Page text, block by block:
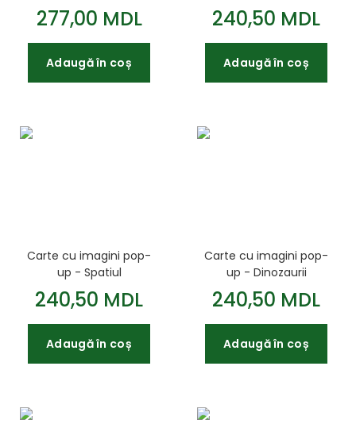
277,00 MDL
Adaugă în coș
240,50 MDL
Adaugă în coș
Carte cu imagini pop-
up - Spatiul
240,50 MDL
Adaugă în coș
Carte cu imagini pop-
up - Dinozaurii
240,50 MDL
Adaugă în coș